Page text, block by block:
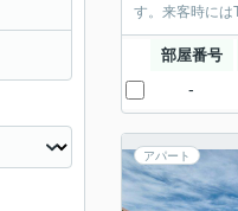
す。来客時には
部屋番号
-
アパート